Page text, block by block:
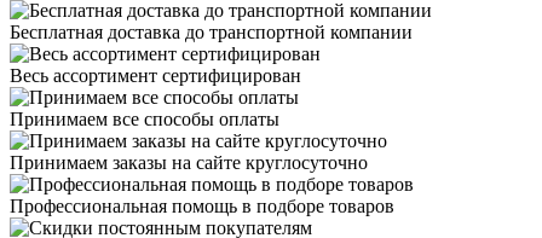
Бесплатная доставка до транспортной компании
Весь ассортимент сертифицирован
Принимаем все способы оплаты
Принимаем заказы на сайте круглосуточно
Профессиональная помощь в подборе товаров